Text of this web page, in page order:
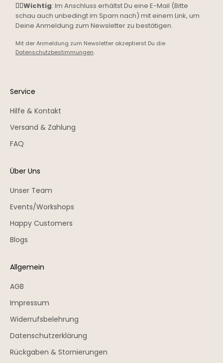
☝🏼Wichtig: Im Anschluss erhältst Du eine E-Mail (Bitte
schau auch unbedingt im Spam nach) mit einem Link, um
Deine Anmeldung zum Newsletter zu bestätigen.
Mit der Anmeldung zum Newsletter akzeptierst Du die
Datenschutzbestimmungen.
Service
Hilfe & Kontakt
Versand & Zahlung
FAQ
Über Uns
Unser Team
Events/Workshops
Happy Customers
Blogs
Allgemein
AGB
Impressum
Widerrufsbelehrung
Datenschutzerklärung
Rückgaben & Stornierungen